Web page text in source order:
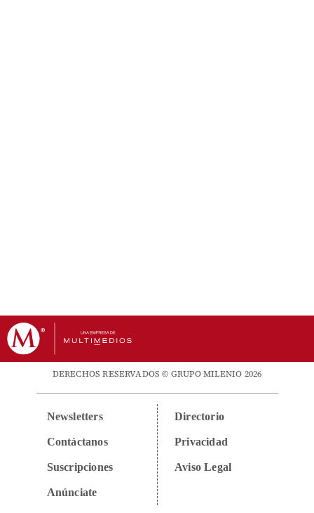
DERECHOS RESERVADOS © GRUPO MILENIO 2026
Newsletters
Contáctanos
Suscripciones
Anúnciate
Directorio
Privacidad
Aviso Legal